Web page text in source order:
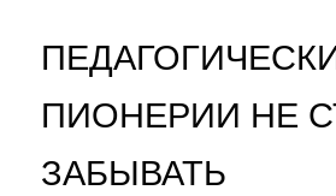
ПИОНЕРИИ НЕ
ЗАБЫВАТЬ